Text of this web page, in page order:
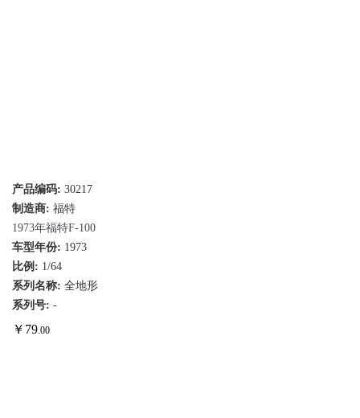
产品编码: 30217
制造商: 福特
1973年福特F-100
车型年份: 1973
比例: 1/64
系列名称: 全地形
系列号: -
￥ 79.00